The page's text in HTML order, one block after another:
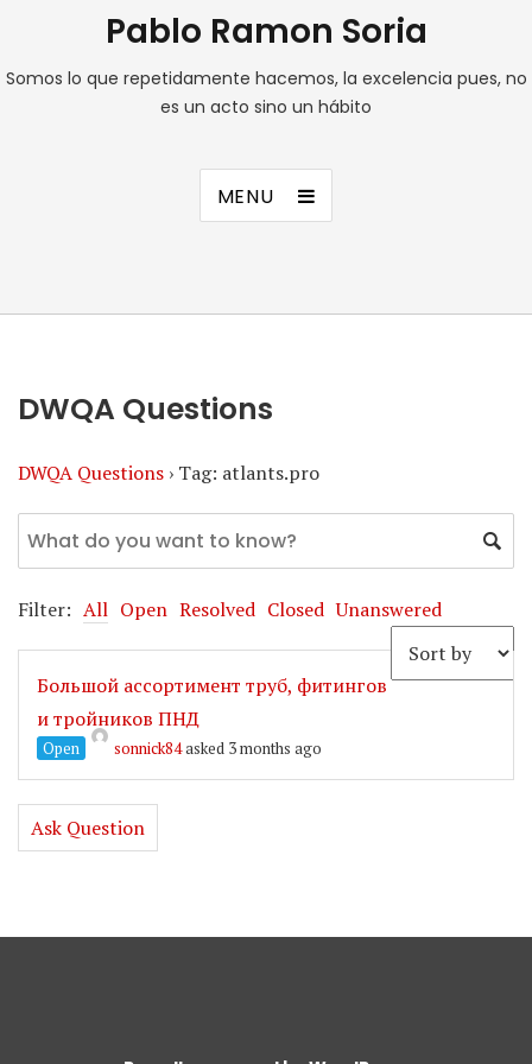
Pablo Ramon Soria
Somos lo que repetidamente hacemos, la excelencia pues, no
es un acto sino un hábito
MENU
DWQA Questions
DWQA Questions › Tag: atlants.pro
Filter: All Open Resolved Closed Unanswered
Большой ассортимент труб, фитингов
и тройников ПНД
Open sonnick84asked 3 months ago
Ask Question